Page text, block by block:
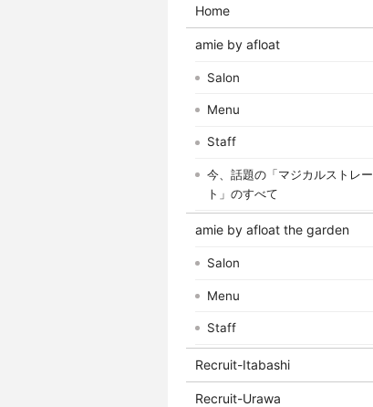
Home
amie by afloat
Salon
Menu
Staff
今、話題の「マジカルストレー
ト」のすべて
amie by afloat the garden
Salon
Menu
Staff
Recruit-Itabashi
Recruit-Urawa